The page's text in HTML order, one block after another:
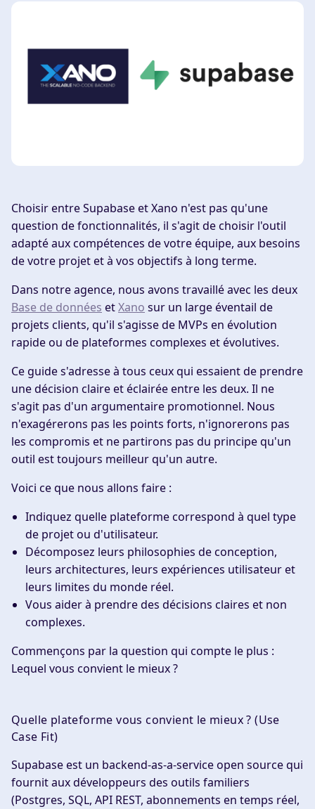
Choisir entre Supabase et Xano n'est pas qu'une
question de fonctionnalités, il s'agit de choisir l'outil
adapté aux compétences de votre équipe, aux besoins
de votre projet et à vos objectifs à long terme.
Dans notre agence, nous avons travaillé avec les deux
Base de données etXano sur un large éventail de
projets clients, qu'il s'agisse de MVPs en évolution
rapide ou de plateformes complexes et évolutives.
Ce guide s'adresse à tous ceux qui essaient de prendre
une décision claire et éclairée entre les deux. Il ne
s'agit pas d'un argumentaire promotionnel. Nous
n'exagérerons pas les points forts, n'ignorerons pas
les compromis et ne partirons pas du principe qu'un
outil est toujours meilleur qu'un autre.
Voici ce que nous allons faire :
Indiquez quelle plateforme correspond à quel type
de projet ou d'utilisateur.
Décomposez leurs philosophies de conception,
leurs architectures, leurs expériences utilisateur et
leurs limites du monde réel.
Vous aider à prendre des décisions claires et non
complexes.
Commençons par la question qui compte le plus :
Lequel vous convient le mieux ?
Quelle plateforme vous convient le mieux ? (Use
Case Fit)
Supabase est un backend-as-a-service open source qui
fournit aux développeurs des outils familiers
(Postgres, SQL, API REST, abonnements en temps réel,